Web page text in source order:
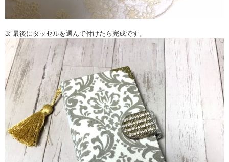
3: 最後にタッセルを選んで付けたら完成です。